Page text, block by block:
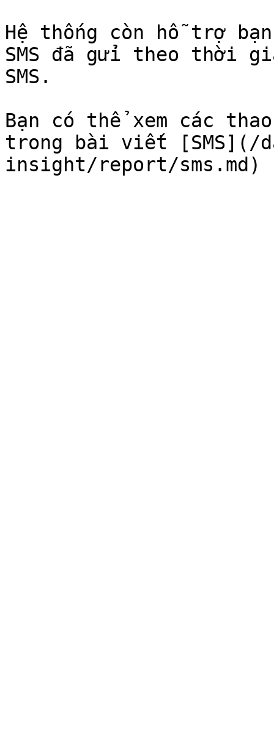
Hệ thống còn hỗ trợ
SMS đã gửi theo thời
SMS.
Bạn có thể xem các
trong bài viết [SMS](/